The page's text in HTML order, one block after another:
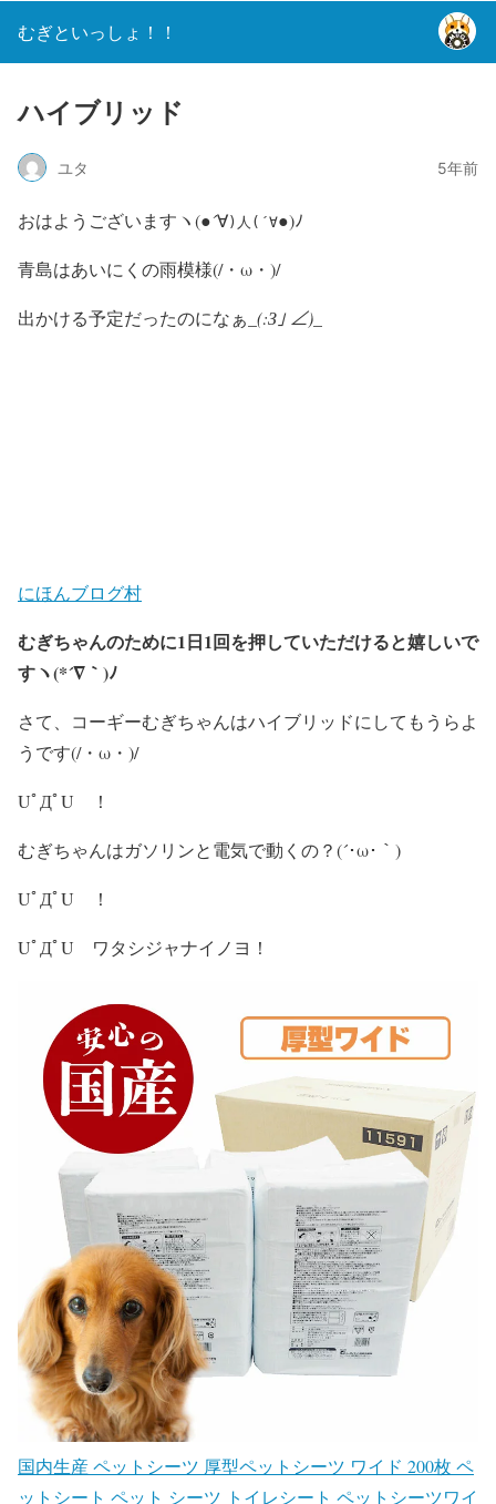
むぎといっしょ！！
ハイブリッド
ユタ 5年前
おはようございますヽ(●´∀ )人(´∀●)ﾉ
青島はあいにくの雨模様(/・ω・)/
出かける予定だったのになぁ_ (:З｣ ∠)_
にほんブログ村
むぎちゃんのために1日1回を押していただけると嬉しいで
すヽ(*´∇｀)ﾉ
さて、コーギーむぎちゃんはハイブリッドにしてもうらよ
うです(/・ω・)/
UﾟДﾟU ！
むぎちゃんはガソリンと電気で動くの？(´･ω･｀)
UﾟДﾟU ！
UﾟДﾟU ワタシジャナイノヨ！
国内生産 ペットシーツ 厚型ペットシーツ ワイド 200枚 ペ
ットシート ペット シーツ トイレシート ペットシーツワイ